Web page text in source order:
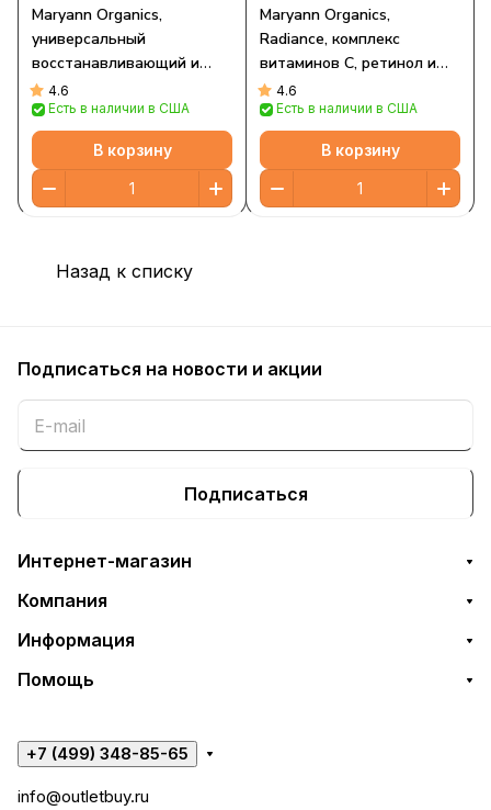
Maryann Organics,
универсальный
восстанавливающий и
обновляющий крем для
шеи, груди и лица, 50 мл
(1,7 жидк. унции)
4.6
Есть в наличии в США
В корзину
Maryann Organics,
Radiance, комплекс
витаминов C, ретинол и
антиоксиданты, 50 мл (1,7
жидк. Унции)
4.6
Есть в наличии в США
В корзину
Назад к списку
Подписаться на новости и акции
Подписаться
Интернет-магазин
Компания
Информация
Помощь
+7 (499) 348-85-65
info@outletbuy.ru